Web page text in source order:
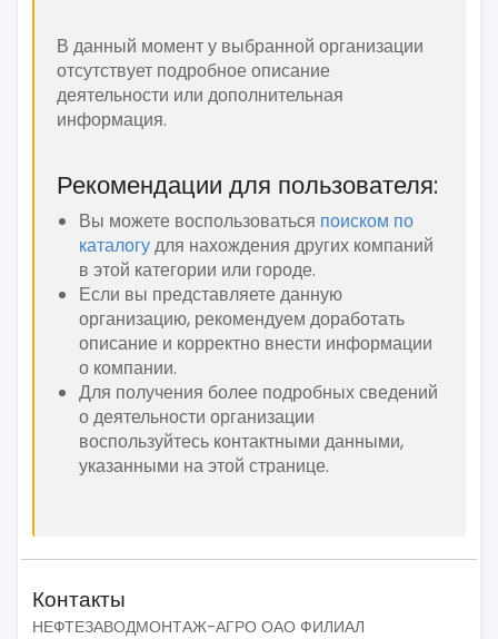
В данный момент у выбранной организации
отсутствует подробное описание
деятельности или дополнительная
информация.
Рекомендации для пользователя:
Вы можете воспользоваться поиском по
каталогудля нахождения других компаний
в этой категории или городе.
Если вы представляете данную
организацию, рекомендуем доработать
описание и корректно внести информации
о компании.
Для получения более подробных сведений
о деятельности организации
воспользуйтесь контактными данными,
указанными на этой странице.
Контакты
НЕФТЕЗАВОДМОНТАЖ-АГРО ОАО ФИЛИАЛ